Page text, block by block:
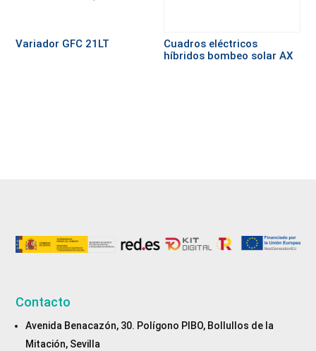
Variador GFC 21LT
Cuadros eléctricos
híbridos bombeo solar AX
Contacto
Avenida Benacazón, 30. Polígono PIBO, Bollullos de la
Mitación, Sevilla